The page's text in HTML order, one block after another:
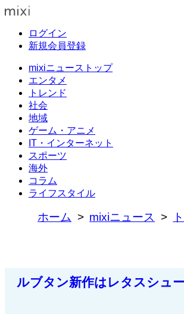
ログイン
新規会員登録
mixiニューストップ
エンタメ
トレンド
社会
地域
ゲーム・アニメ
IT・インターネット
スポーツ
海外
コラム
ライフスタイル
ホーム mixiニュース
ルブタン新作はレタスシュ